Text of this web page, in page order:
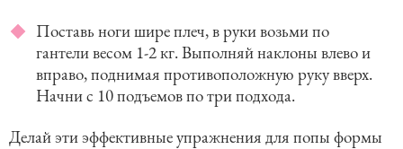
Поставь ноги шире плеч, в руки возьми по
гантели весом 1-2 кг. Выполняй наклоны влево и
вправо, поднимая противоположную руку вверх.
Начни с 10 подъемов по три подхода.
Делай эти эффективные упражнения для попы формы